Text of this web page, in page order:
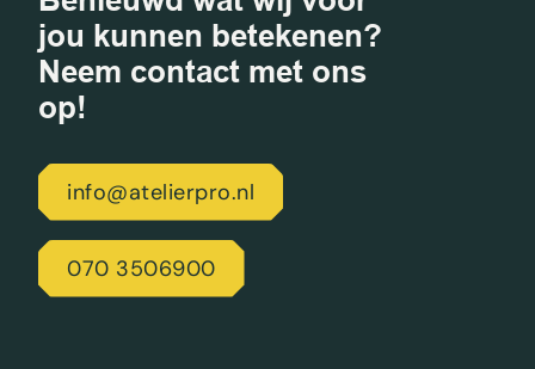
jou kunnen betekenen?
Neem contact met ons
op!
info@atelierpro.nl
070 3506900